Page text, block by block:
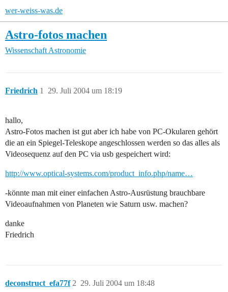
wer-weiss-was.de
Astro-fotos machen
Wissenschaft Astronomie
Friedrich 29. Juli 2004 um 18:19
1
hallo,
Astro-Fotos machen ist gut aber ich habe von PC-Okularen gehört
die an ein Spiegel-Teleskope angeschlossen werden so das alles als
Videosequenz auf den PC via usb gespeichert wird:
http://www.optical-systems.com/product_info.php/name…
-könnte man mit einer einfachen Astro-Ausrüstung brauchbare
Videoaufnahmen von Planeten wie Saturn usw. machen?
danke
Friedrich
deconstruct_efa77f 29. Juli 2004 um 18:48
2